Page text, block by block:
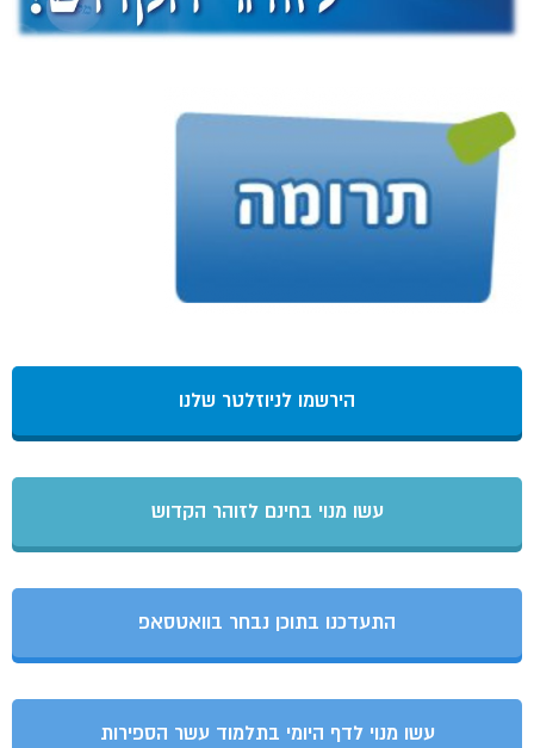
הירשמו לניוזלטר שלנו
עשו מנוי בחינם לזוהר הקדוש
התעדכנו בתוכן נבחר בוואטסאפ
עשו מנוי לדף היומי בתלמוד עשר הספירות